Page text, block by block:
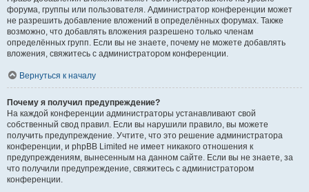
форума, группы или пользователя. Администратор конференции может
не разрешить добавление вложений в определённых форумах. Также
возможно, что добавлять вложения разрешено только членам
определённых групп. Если вы не знаете, почему не можете добавлять
вложения, свяжитесь с администратором конференции.
Вернуться к началу
Почему я получил предупреждение?
На каждой конференции администраторы устанавливают свой
собственный свод правил. Если вы нарушили правило, вы можете
получить предупреждение. Учтите, что это решение администратора
конференции, и phpBB Limited не имеет никакого отношения к
предупреждениям, вынесенным на данном сайте. Если вы не знаете, за
что получили предупреждение, свяжитесь с администратором
конференции.